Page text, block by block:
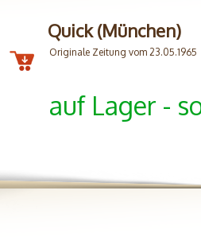
Quick (München)
Originale Zeitung vom 23.05.1965
auf Lager -